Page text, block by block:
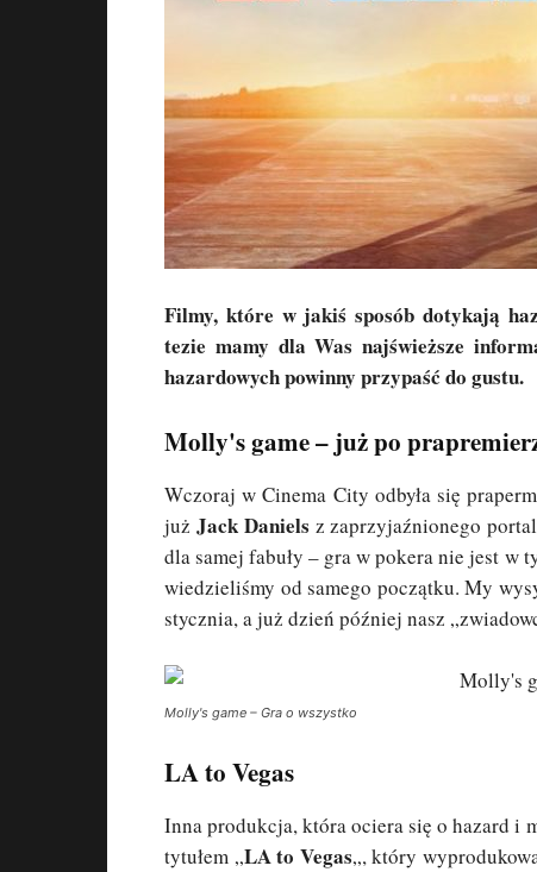
Filmy, które w jakiś sposób dotykają
tezie mamy dla Was najświeższe
hazardowych powinny przypaść do gustu.
Molly's game – już po
Wczoraj w Cinema City odbyła się
już Jack Daniels z zaprzyjaźnionego
dla samej fabuły – gra w pokera nie jest w
wiedzieliśmy od samego początku. My
stycznia, a już dzień później nasz
Molly's game – Gra o wszystko
LA to Vegas
Inna produkcja, która ociera się o hazard i
tytułem „LA to Vegas„, który